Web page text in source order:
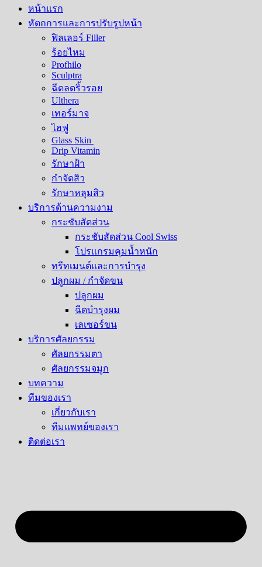
หน้าแรก
หัตถการและการปรับรูปหน้า
ฟิลเลอร์ Filler
ร้อยไหม
Profhilo
Sculptra
ฉีดลดริ้วรอย
Ulthera
เทอร์มาจ
ไฮฟู
Glass Skin
Drip Vitamin
รักษาฝ้า
กำจัดสิว
รักษาหลุมสิว​
บริการด้านความงาม
กระชับสัดส่วน
กระชับสัดส่วน Cool Swiss
โปรแกรมคุมน้ำหนัก
ทรีทเมนต์และการบำรุง
ปลูกผม / กำจัดขน
ปลูกผม
ฉีดบำรุงผม
เลเซอร์ขน
บริการศัลยกรรม
ศัลยกรรมตา
ศัลยกรรมจมูก
บทความ
ทีมของเรา
เกี่ยวกับเรา
ทีมแพทย์ของเรา
ติดต่อเรา